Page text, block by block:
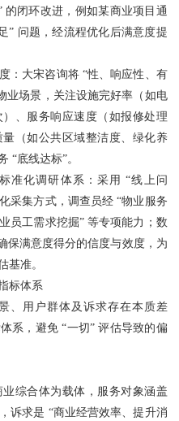
闭环改进，例如某商业项目通
” 问题，经流程优化后满意度提
：大宋咨询将 “性、响应性、有
业场景，关注设施完好率（如电
、服务响应速度（如报修处理
（如公共区域整洁度、绿化养
“底线达标”。
准化调研体系：采用 “线上问
采集方式，调查员经 “物业服务
员工需求挖掘” 等专项能力；数
保满意度得分的信度与效度，为
基准。
标体系
、用户群体及诉求存在本质差
系，避免 “一切” 评估导致的偏
综合体为载体，服务对象涵盖
诉求是 “商业经营效率、提升消